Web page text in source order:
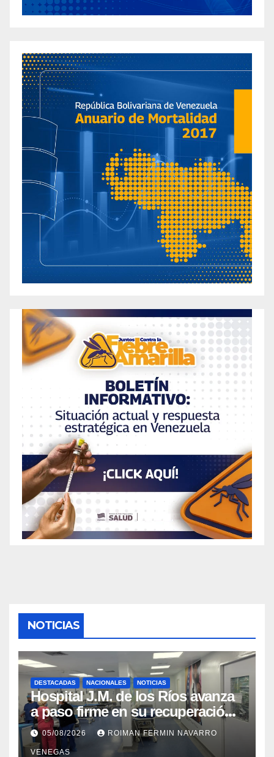
NOTICIAS
DESTACADAS NACIONALES NOTICIAS
Hospital J.M. de los Ríos avanza
a paso firme en su recuperación
tras los recientes eventos
sísmicos
05/08/2026 ROIMAN FERMIN NAVARRO
VENEGAS